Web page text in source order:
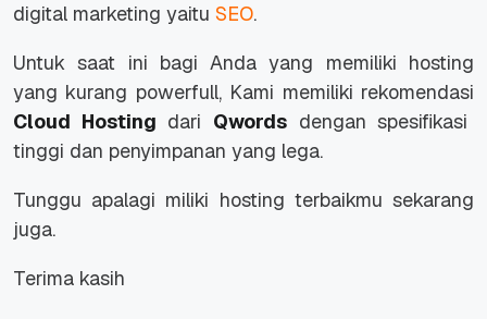
digital marketing yaitu SEO.
Untuk saat ini bagi Anda yang memiliki hosting
yang kurang powerfull, Kami memiliki rekomendasi
Cloud Hosting dari Qwords dengan spesifikasi
tinggi dan penyimpanan yang lega.
Tunggu apalagi miliki hosting terbaikmu sekarang
juga.
Terima kasih